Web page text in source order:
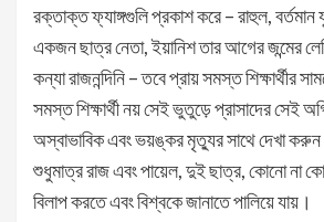
রক্তাক্ত ফ্যাঙ্গগুলি প্রকাশ করে – রাহুল,
একজন ছাত্র নেতা, ইয়ানিশ তার আগের জন্মের
কন্যা রাজনন্দিনি – তবে প্রায় সমস্ত শিক্ষার্থীর
সমস্ত শিক্ষার্থী নয় সেই ভুতুড়ে প্রাসাদের সেই
অস্বাভাবিক এবং ভয়ঙ্কর মৃত্যুর সাথে দেখা
শুধুমাত্র রাজ এবং পায়েল, দুই ছাত্র, কোনো না
বিলাপ করতে এবং বিশ্বকে জানাতে পালিয়ে যায়।